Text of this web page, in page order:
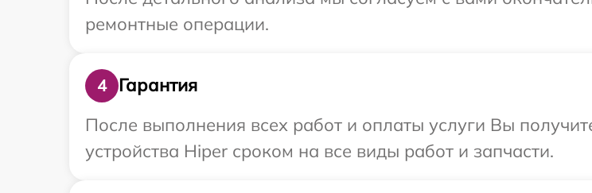
ремонтные операции.
4
Гарантия
После выполнения всех работ и оплаты услуги Вы
устройства Hiper сроком на все виды работ и запчасти.